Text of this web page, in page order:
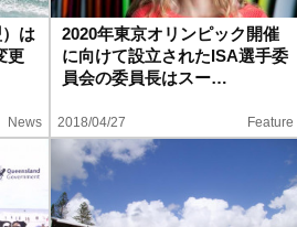
は
更
News
2020年東京オリンピック開催
に向けて設立されたISA選手委
員会の委員長はスー…
2018/04/27 Feature
ャパン